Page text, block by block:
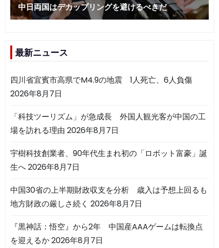
最新ニュース
四川省宜賓市高県でM4.9の地震 1人死亡、6人負傷
2026年8月7日
「科技ツーリズム」が急成長 外国人観光客が中国の工
場を訪れる理由 2026年8月7日
宇樹科技創業者、90年代生まれ初の「ロボット富豪」誕
生へ2026年8月7日
中国30省の上半期財政収支を分析 歳入は予想上回るも
地方財政の厳しさ続く 2026年8月7日
『黒神話：悟空』から2年 中国産AAAゲームは転換点
を迎えるか2026年8月7日